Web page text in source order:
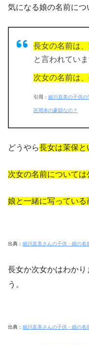
気になる娘の名前につ
長女の名前は
と言われていま
次女の名前は
引用： 細川直美の子供
区岡本の豪邸なの？
どうやら長女は茉保と
次女の名前については
娘と一緒に写っている
出典： 細川直美さんの子供・娘の名
長女か次女かはわかり
う。
出典： 細川直美さんの子供・娘の名